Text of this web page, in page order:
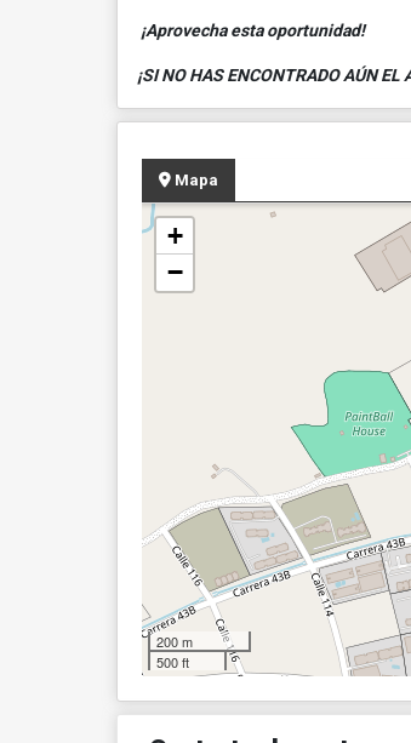
¡Aprovecha esta oportunidad!
¡SI NO HAS ENCONTRADO AÚN
Mapa
+
−
200 m
500 ft